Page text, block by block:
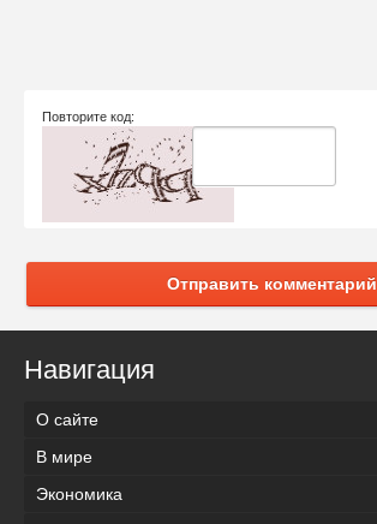
Повторите код:
Отправить комментарий
Навигация
О сайте
В мире
Экономика